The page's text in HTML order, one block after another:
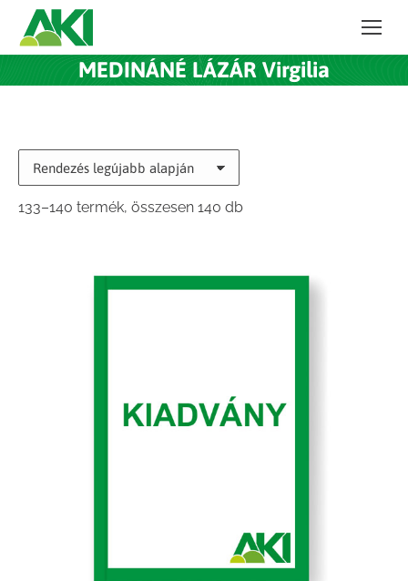
MEDINÁNÉ LÁZÁR Virgilia
133–140 termék, összesen 140 dbSorted